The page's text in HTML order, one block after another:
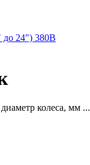
до 24") 380В
колеса, мм ...